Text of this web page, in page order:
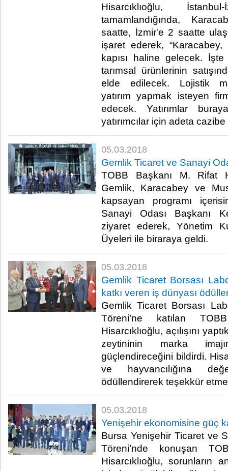
Hisarcıklıoğlu,
tamamlandığında,
saatte, İzmir'e 2 saatte
işaret ederek,
kapısı haline gelecek.
tarımsal ürünlerinin
elde edilecek. Lojistik
yatırım yapmak isteyen
edecek. Yatırımlar
yatırımcılar için adeta
05.03.2018
Gemlik Ticaret ve Sanayi
TOBB Başkanı M. Rifat
Gemlik, Karacabey ve
kapsayan programı
Sanayi Odası Başkanı
ziyaret ederek, Yönetim
Üyeleri ile biraraya geldi.​
05.03.2018
Gemlik Ticaret Borsası
katkı veren iş dünyası
Gemlik Ticaret Borsası
Töreni’ne katılan
Hisarcıklıoğlu, açılışını
zeytininin marka
güçlendireceğini bildirdi.
ve hayvancılığına
ödüllendirerek teşekkür
05.03.2018
Yenişehir ekonomisine güç
Bursa Yenişehir Ticaret ve
Töreni’nde konuşan
Hisarcıklıoğlu, sorunların